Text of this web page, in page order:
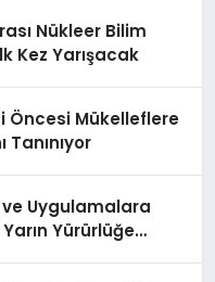
Nükleer Bilim
Kez Yarışacak
Öncesi Mükelleflere
Tanınıyor
ve Uygulamalara
Yürürlüğe